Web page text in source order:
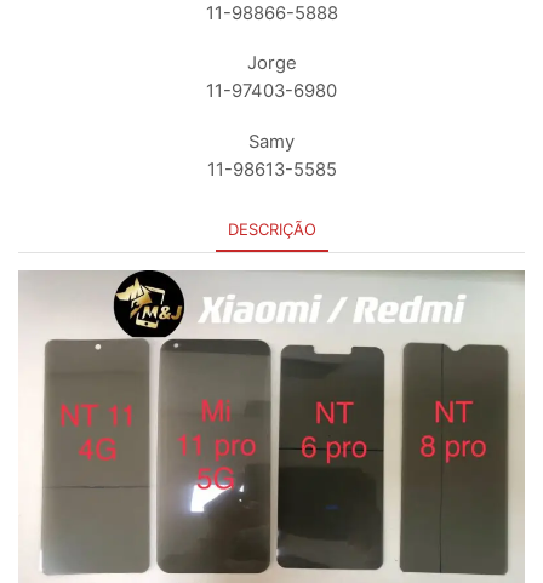
11-98866-5888
Jorge
11-97403-6980
Samy
11-98613-5585
DESCRIÇÃO